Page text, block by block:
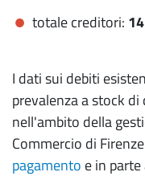
totale creditori: 14
I dati sui debiti
prevalenza a stock
nell'ambito della
Commercio di
pagamento e in